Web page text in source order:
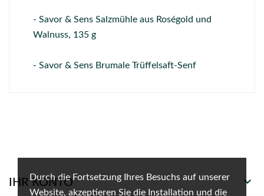
Durch die Fortsetzung Ihres Besuchs auf unserer
Website, akzeptieren Sie die Installation und die
- Savor & Sens Salzmühle aus Roségold und
Walnuss, 135 g
- Savor & Sens Brumale Trüffelsaft-Senf
IHR KONTO 